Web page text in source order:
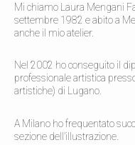
Mi chiamo Laura Mengani
settembre 1982 e abito a
anche il mio atelier.
Nel 2002 ho conseguito il
professionale artistica
artistiche) di Lugano.
A Milano ho frequentato
sezione dell’illustrazione.